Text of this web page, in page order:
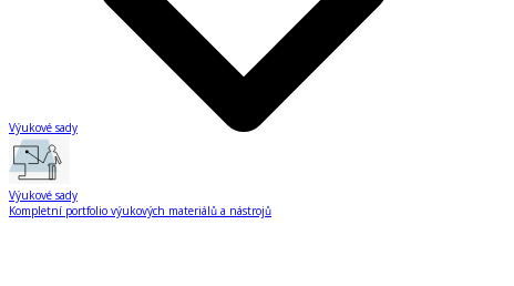
Výukové sady
Výukové sady
Kompletní portfolio výukových materiálů a nástrojů